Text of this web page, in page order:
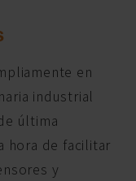
en
industrial
última
hora de facilitar
y